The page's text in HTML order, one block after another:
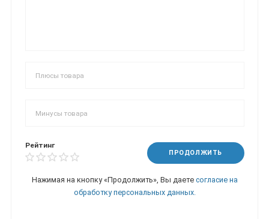
Рейтинг
ПРОДОЛЖИТЬ
Нажимая на кнопку «Продолжить», Вы даете согласие на
обработку персональных данных.